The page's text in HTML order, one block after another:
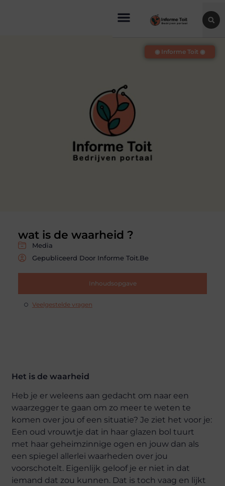
wat is de waarheid ?
Media
Gepubliceerd Door Informe Toit.be
Inhoudsopgave
Veelgestelde vragen
◉ Informe Toit ◉
Het is de waarheid
Heb je er weleens aan gedacht om naar een
waarzegger te gaan om zo meer te weten te
komen over jou of een situatie? Je ziet het voor je:
Een oud vrouwtje dat in haar glazen bol tuurt
met haar geheimzinnige ogen en jouw dan als
een spiegel allerlei waarheden over jou
voorschotelt. Eigenlijk geloof je er niet in dat
iemand dat zou kunnen. Dat is toch vaag en lijkt